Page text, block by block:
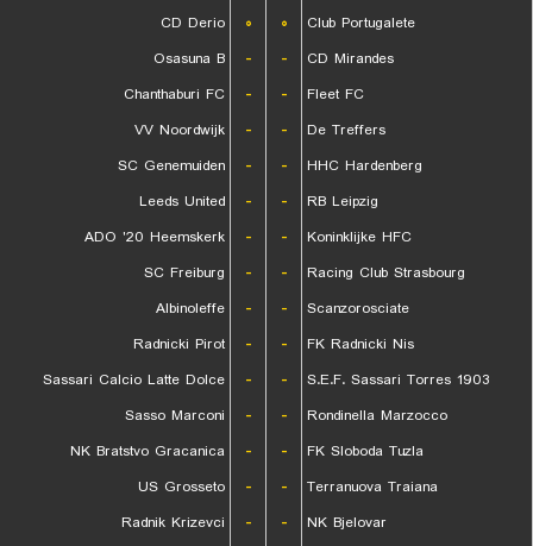
CD Derio
۰ ۰
Club Portugalete
Osasuna B
- -
CD Mirandes
Chanthaburi FC
- -
Fleet FC
VV Noordwijk
- -
De Treffers
SC Genemuiden
- -
HHC Hardenberg
Leeds United
- -
RB Leipzig
ADO '20 Heemskerk
- -
Koninklijke HFC
SC Freiburg
- -
Racing Club Strasbourg
Albinoleffe
- -
Scanzorosciate
Radnicki Pirot
- -
FK Radnicki Nis
Sassari Calcio Latte Dolce
- -
S.E.F. Sassari Torres 1903
Sasso Marconi
- -
Rondinella Marzocco
NK Bratstvo Gracanica
- -
FK Sloboda Tuzla
US Grosseto
- -
Terranuova Traiana
Radnik Krizevci
- -
NK Bjelovar